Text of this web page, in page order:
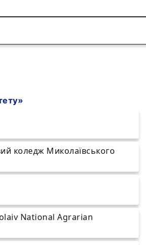
коледж Миколаївського
National Agrarian